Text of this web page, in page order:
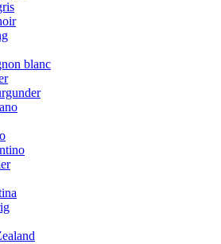
blanc